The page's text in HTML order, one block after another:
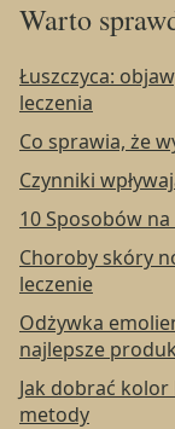
Warto
Łuszczyca:
leczenia
Co sprawia, że
Czynniki
10 Sposobów
Choroby skóry
leczenie
Odżywka
najlepsze
Jak dobrać kolor
metody